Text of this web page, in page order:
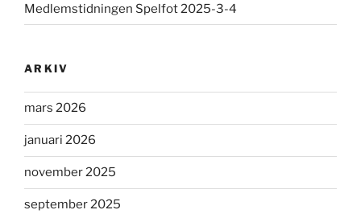
Medlemstidningen Spelfot 2025-3-4
ARKIV
mars 2026
januari 2026
november 2025
september 2025